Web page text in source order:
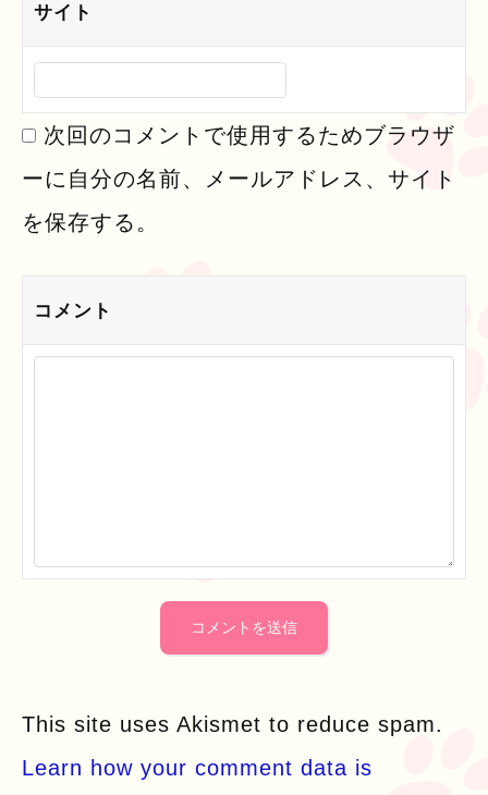
サイト
次回のコメントで使用するためブラウザ
ーに自分の名前、メールアドレス、サイト
を保存する。
コメント
This site uses Akismet to reduce spam.
Learn how your comment data is